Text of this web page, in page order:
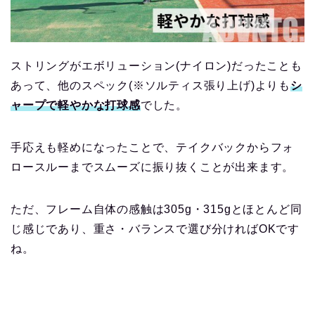
ストリングがエボリューション(ナイロン)だったことも
あって、他のスペック(※ソルティス張り上げ)よりもシ
ャープで軽やかな打球感でした。
手応えも軽めになったことで、テイクバックからフォ
ロースルーまでスムーズに振り抜くことが出来ます。
ただ、フレーム自体の感触は305g・315gとほとんど同
じ感じであり、重さ・バランスで選び分ければOKです
ね。